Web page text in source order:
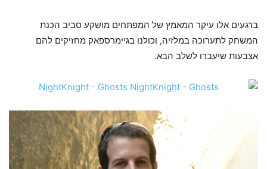
ברגעים אלו עיקר המאמץ של המפתחים מושקע סביב הכנת
המשחק לתערוכה במלזיה, וכולנו בגיימרספאק מחזיקים להם
אצבעות שיעברו לשלב הבא.